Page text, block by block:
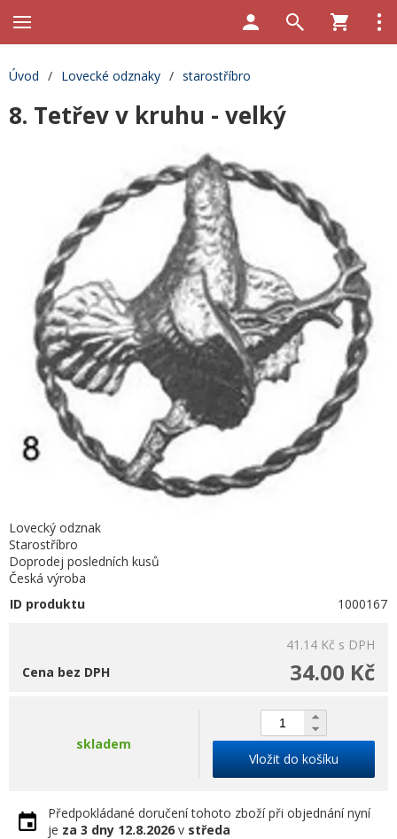
Úvod / Lovecké odznaky / starostříbro
8. Tetřev v kruhu - velký
Lovecký odznak
Starostříbro
Doprodej posledních kusů
Česká výroba
ID produktu
1000167
41.14 Kč s DPH
34.00 Kč
Cena bez DPH
skladem
Vložit do košíku
Předpokládané doručení tohoto zboží při objednání nyní
je za 3 dny 12.8.2026 v středa